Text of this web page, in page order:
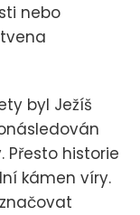
nebo
byl Ježíš
Přesto historie
kámen víry.